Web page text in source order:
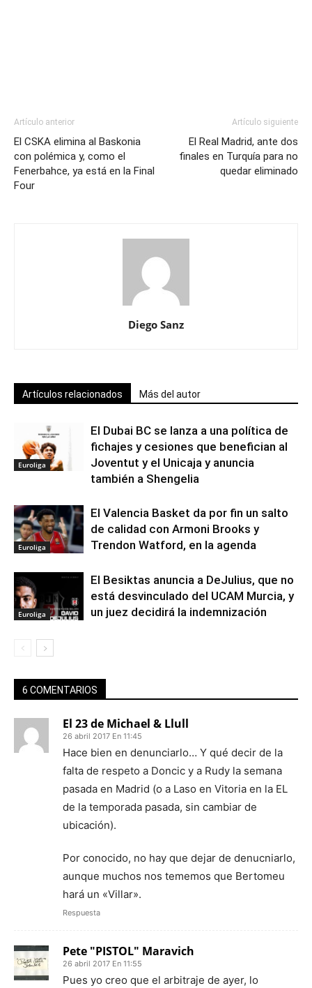
Artículo anterior
El CSKA elimina al Baskonia
con polémica y, como el
Fenerbahce, ya está en la Final
Four
Artículo siguiente
El Real Madrid, ante dos
finales en Turquía para no
quedar eliminado
Diego Sanz
Artículos relacionados Más del autor
Euroliga
El Dubai BC se lanza a una política de
fichajes y cesiones que benefician al
Joventut y el Unicaja y anuncia
también a Shengelia
Euroliga
El Valencia Basket da por fin un salto
de calidad con Armoni Brooks y
Trendon Watford, en la agenda
Euroliga
El Besiktas anuncia a DeJulius, que no
está desvinculado del UCAM Murcia, y
un juez decidirá la indemnización
6 COMENTARIOS
El 23 de Michael & Llull
26 abril 2017 En 11:45
Hace bien en denunciarlo… Y qué decir de la
falta de respeto a Doncic y a Rudy la semana
pasada en Madrid (o a Laso en Vitoria en la EL
de la temporada pasada, sin cambiar de
ubicación).
Por conocido, no hay que dejar de denucniarlo,
aunque muchos nos tememos que Bertomeu
hará un «Villar».
Respuesta
Pete "PISTOL" Maravich
26 abril 2017 En 11:55
Pues yo creo que el arbitraje de ayer, lo